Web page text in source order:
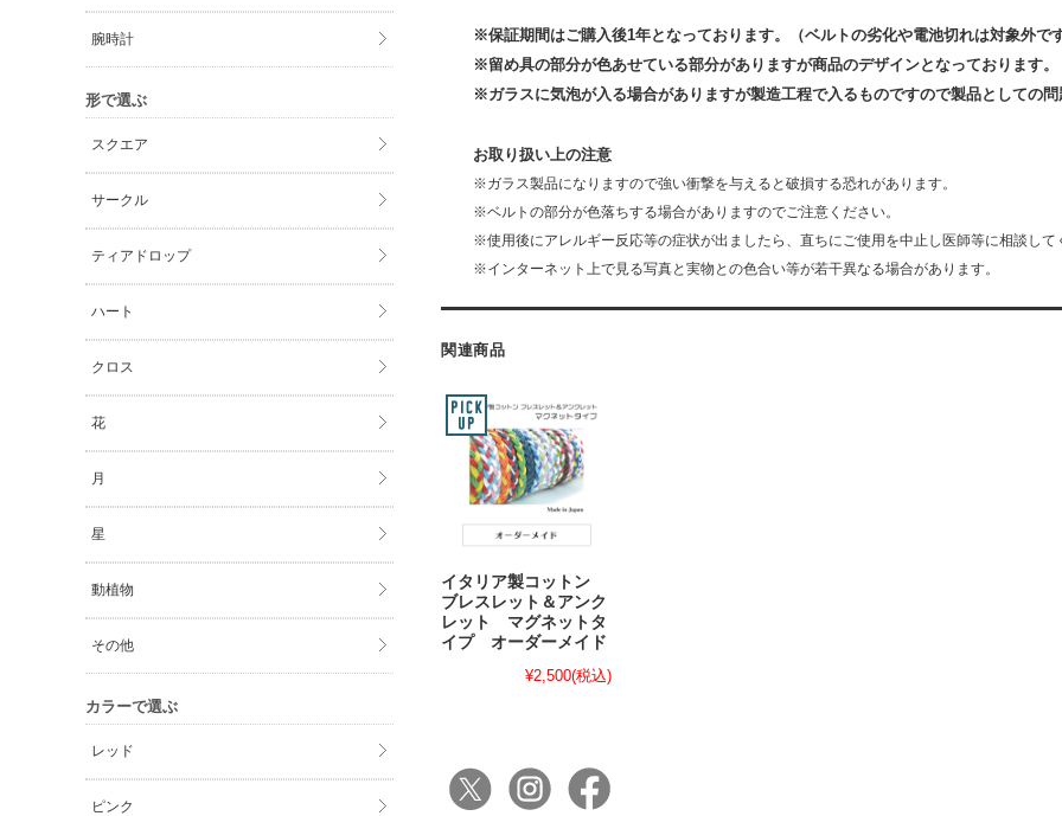
※保証期間はご購入後1年となっております。（ベルトの劣化や電池切れは対象外です
※留め具の部分が色あせている部分がありますが商品のデザインとなっております。
※ガラスに気泡が入る場合がありますが製造工程で入るものですので製品としての問
お取り扱い上の注意
※ガラス製品になりますので強い衝撃を与えると破損する恐れがあります。
※ベルトの部分が色落ちする場合がありますのでご注意ください。
※使用後にアレルギー反応等の症状が出ましたら、直ちにご使用を中止し医師等に相談して
※インターネット上で見る写真と実物との色合い等が若干異なる場合があります。
関連商品
イタリア製コットン
ブレスレット＆アンク
レット マグネットタ
イプ オーダーメイド
¥2,500(税込)
腕時計
形で選ぶ
スクエア
サークル
ティアドロップ
ハート
クロス
花
月
星
動植物
その他
カラーで選ぶ
レッド
ピンク